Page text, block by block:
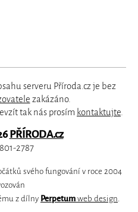
serveru Příroda.cz je bez
zakázáno.
tak nás prosím kontaktujte
PŘÍRODA.cz
2787
svého fungování v roce 2004
z dílny Perpetum web design.